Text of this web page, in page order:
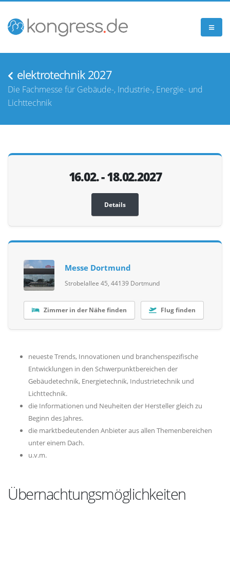
elektrotechnik 2027
Die Fachmesse für Gebäude-, Industrie-, Energie- und
Lichttechnik
16.02. - 18.02.2027
Details
Messe Dortmund
Strobelallee 45, 44139 Dortmund
Zimmer in der Nähe finden Flug finden
neueste Trends, Innovationen und branchenspezifische
Entwicklungen in den Schwerpunktbereichen der
Gebäudetechnik, Energietechnik, Industrietechnik und
Lichttechnik.
die Informationen und Neuheiten der Hersteller gleich zu
Beginn des Jahres.
die marktbedeutenden Anbieter aus allen Themenbereichen
unter einem Dach.
u.v.m.
Übernachtungsmöglichkeiten